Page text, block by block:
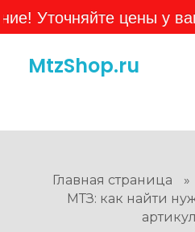
Уточняйте цены у
MtzShop.ru
Главная страница »
МТЗ: как найти